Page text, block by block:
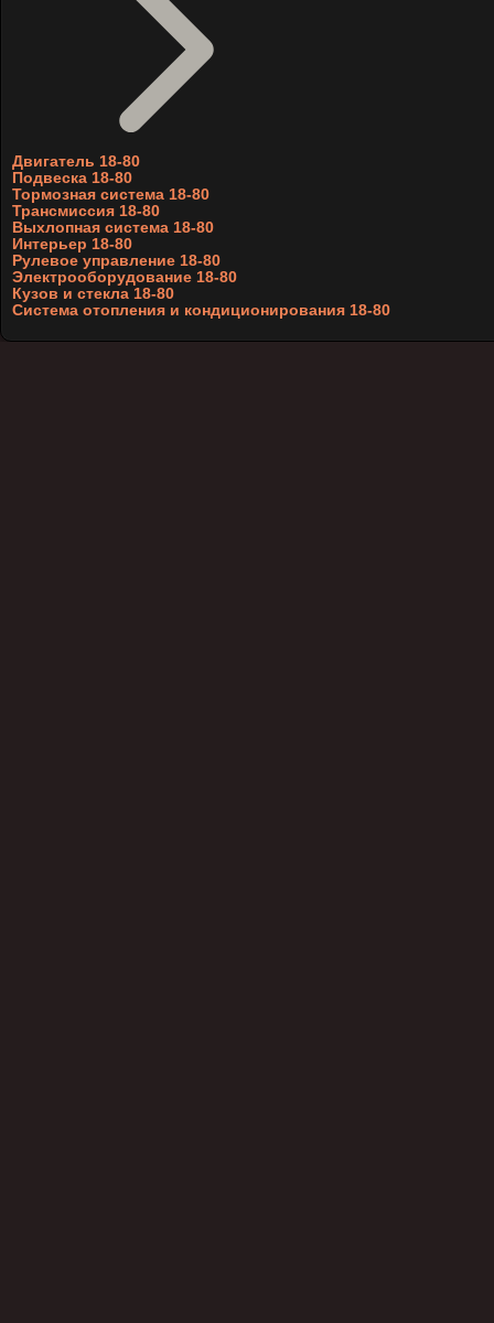
Двигатель 18-80
Подвеска 18-80
Тормозная система 18-80
Трансмиссия 18-80
Выхлопная система 18-80
Интерьер 18-80
Рулевое управление 18-80
Электрооборудование 18-80
Кузов и стекла 18-80
Система отопления и кондиционирования 18-80